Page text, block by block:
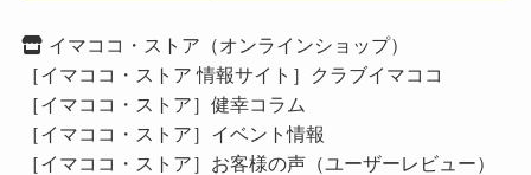
イマココ・ストア（オンラインショップ）
［イマココ・ストア 情報サイト］クラブイマココ
［イマココ・ストア］健幸コラム
［イマココ・ストア］イベント情報
［イマココ・ストア］お客様の声（ユーザーレビュー）